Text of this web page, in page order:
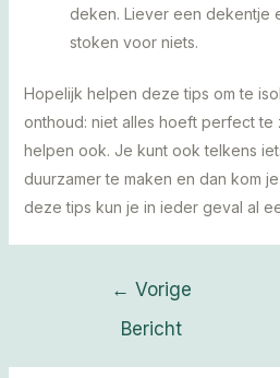
deken. Liever een dekentje
stoken voor niets.
Hopelijk helpen deze tips om te
onthoud: niet alles hoeft perfect te
helpen ook. Je kunt ook telkens
duurzamer te maken en dan kom
deze tips kun je in ieder geval al
← Vorige
Bericht